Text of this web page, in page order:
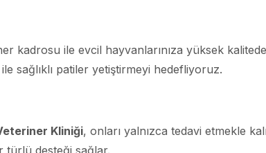
kadrosu ile evcil hayvanlarınıza yüksek kalitede
ile sağlıklı patiler yetiştirmeyi hedefliyoruz.
Kliniği, onları yalnızca tedavi etmekle
türlü desteği sağlar.